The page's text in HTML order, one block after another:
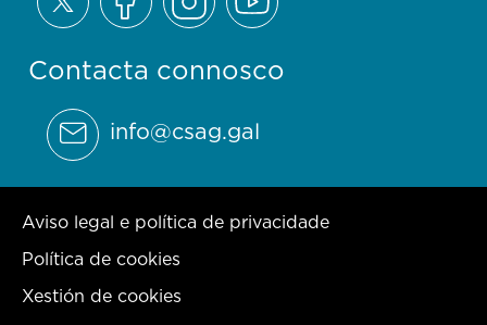
Contacta connosco
info@csag.gal
Aviso legal e política de privacidade
Política de cookies
Xestión de cookies